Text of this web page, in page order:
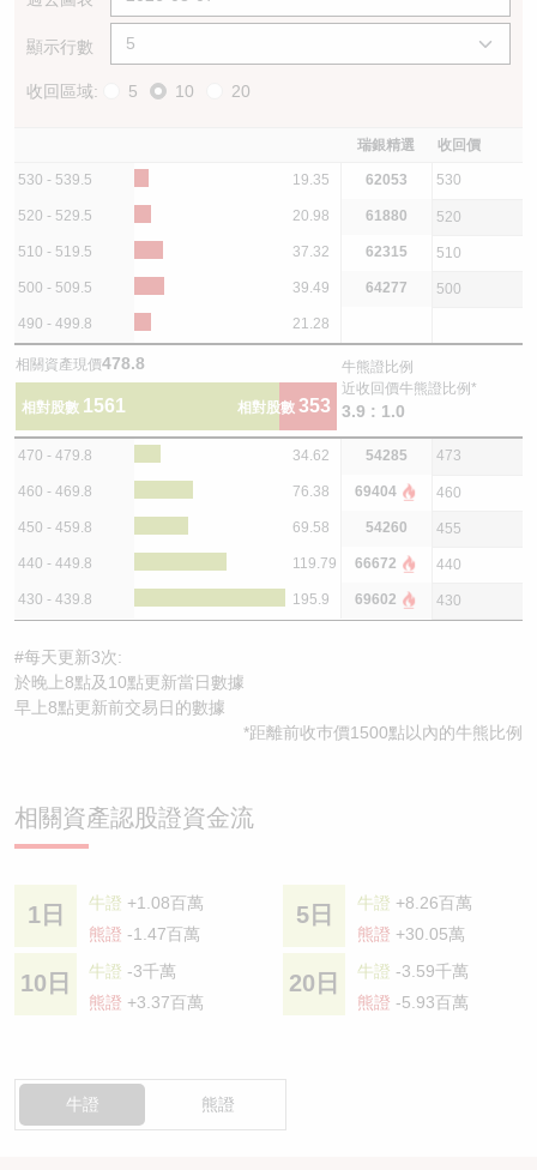
顯示行數
收回區域: 5 10 20
瑞銀精選 收回價
530 - 539.5 19.35 62053 530
520 - 529.5 20.98 61880 520
510 - 519.5 37.32 62315 510
500 - 509.5 39.49 64277 500
490 - 499.8 21.28
相關資產現價478.8
相對股數 1561 相對股數 353
牛熊證比例
近收回價牛熊證比例*
3.9 : 1.0
470 - 479.8 34.62 54285 473
460 - 469.8 76.38 69404 460
450 - 459.8 69.58 54260 455
440 - 449.8 119.79 66672 440
430 - 439.8 195.9 69602 430
#每天更新3次:
於晚上8點及10點更新當日數據
早上8點更新前交易日的數據
*距離前收巿價1500點以內的牛熊比例
相關資產認股證資金流
1日 牛證 +1.08百萬
熊證 -1.47百萬
5日 牛證 +8.26百萬
熊證 +30.05萬
10日 牛證 -3千萬
熊證 +3.37百萬
20日 牛證 -3.59千萬
熊證 -5.93百萬
牛證 熊證